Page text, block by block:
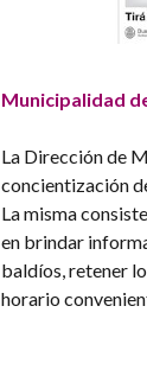
Municipalidad
La Dirección de
concientización
La misma
en brindar
baldíos, retener
horario